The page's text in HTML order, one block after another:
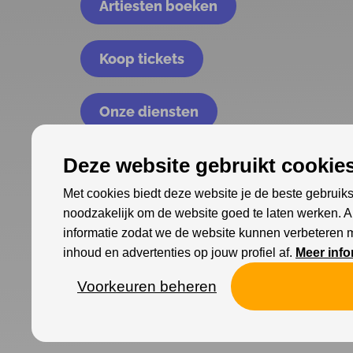
Artiesten boeken
Koop tickets
Onze diensten
Deze website gebruikt
Met cookies biedt deze website je de beste
noodzakelijk om de website goed te laten werken.
informatie zodat we de website kunnen verbeteren
inhoud en advertenties op jouw profiel af. Meer
Voorkeuren beheren